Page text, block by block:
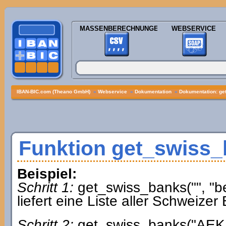
MASSENBERECHNUNGEN WEBSERVICE
IBAN-BIC.com (Theano GmbH) » Webservice » Dokumentation » Dokumentation:
Funktion
Beispiel:
Schritt 1: get_swiss_banks("",
liefert eine Liste aller